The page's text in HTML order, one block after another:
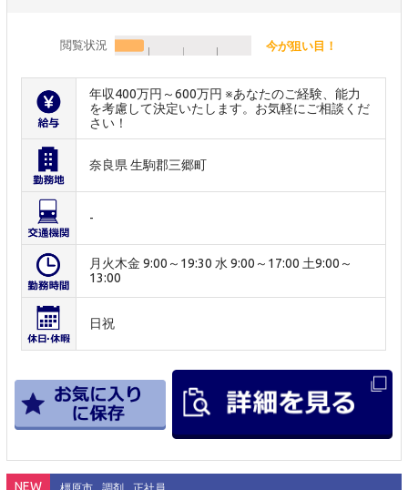
閲覧状況 今が狙い目！
年収400万円～600万円 ※あなたのご経験、能力
を考慮して決定いたします。お気軽にご相談くだ
さい！
奈良県 生駒郡三郷町
-
月火木金 9:00～19:30 水 9:00～17:00 土9:00～
13:00
日祝
NEW